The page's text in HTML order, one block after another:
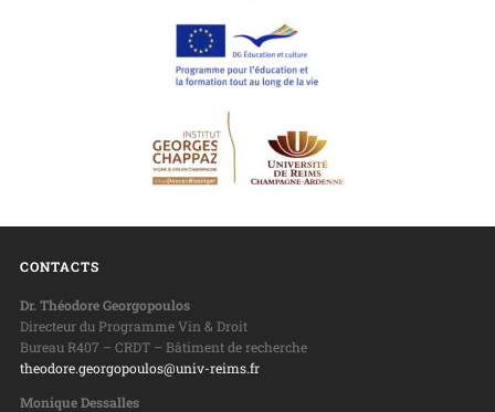
CONTACTS
Dr. Théodore Georgopoulos
Directeur du Programme Vin & Droit
Bureau R407 – CRDT – Bâtiment de recherche
theodore.georgopoulos@univ-reims.fr
Monique Dessalles